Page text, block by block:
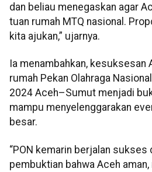
dan beliau menegaskan agar
tuan rumah MTQ nasional.
kita ajukan,” ujarnya.
Ia menambahkan, kesuksesan
rumah Pekan Olahraga
2024 Aceh–Sumut menjadi
mampu menyelenggarakan
besar.
“PON kemarin berjalan sukses
pembuktian bahwa Aceh aman,